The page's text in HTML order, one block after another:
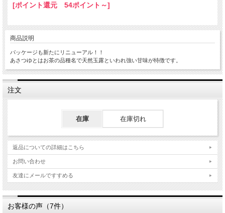
[ポイント還元 54ポイント～]
商品説明
パッケージも新たにリニューアル！！
あさつゆとはお茶の品種名で天然玉露といわれ強い甘味が特徴です。
注文
在庫 在庫切れ
返品についての詳細はこちら
お問い合わせ
友達にメールですすめる
お客様の声（7件）